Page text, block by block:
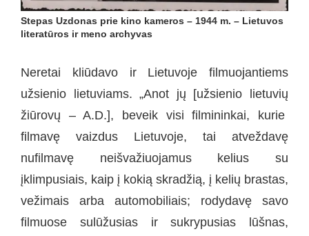
Stepas Uzdonas prie kino kameros – 1944 m. – Lietuvos
literatūros ir meno archyvas
Neretai kliūdavo ir Lietuvoje filmuojantiems
užsienio lietuviams. „Anot jų [užsienio lietuvių
žiūrovų – A.D.], beveik visi filmininkai, kurie
filmavę vaizdus Lietuvoje, tai atveždavę
nufilmavę neišvažiuojamus kelius su
įklimpusiais, kaip į kokią skradžią, į kelių brastas,
vežimais arba automobiliais; rodydavę savo
filmuose sulūžusias ir sukrypusias lūšnas,